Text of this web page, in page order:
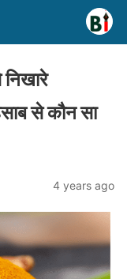
से कौन सा
4 years ago